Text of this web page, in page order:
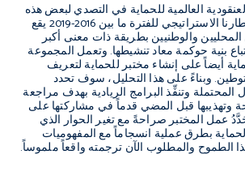
العالمية للحماية في التصدي لبعض هذه
المسائل؟ وفي قلب إطارنا الاستراتيجي للفترة ما بين 2016-2019 يقع
والوطنيين بطريقة ذات معنى أكبر
بنية حوكمة معاد تنشيطها. وتعمل المجموعة
أيضاً على إنشاء مختبر للحماية لتعريف
وبناءً على هذا التحليل، سوف تحدد
المحتملة وتنفِّذ البرامج الريادية بهدف مراجعة
وتهذيبها قبل المضي قدماً في مشاركتها على
عمل المختبر صراحةً مع تغير الحوار الذي
بطرق عملية انسجاماً مع المفهوميات
الطموح والمطلوب الآن ترجمته واقعاً ملموساً.